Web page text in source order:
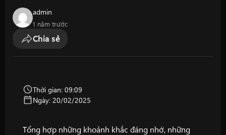
admin
1 năm trước
Chia sẻ
Thời gian: 09:09
Ngày: 20/02/2025
Tổng hợp những khoảnh khắc đáng nhớ, những